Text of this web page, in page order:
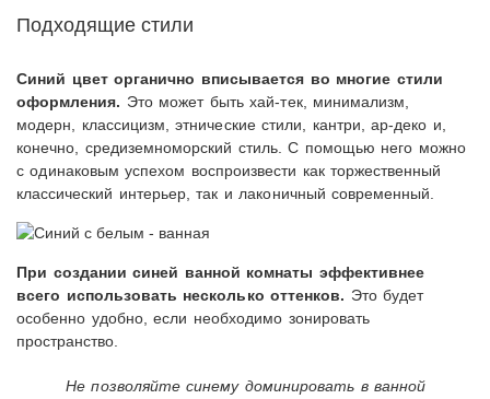
Подходящие стили
Синий цвет органично вписывается во многие стили
оформления. Это может быть хай-тек, минимализм,
модерн, классицизм, этнические стили, кантри, ар-деко и,
конечно, средиземноморский стиль. С помощью него можно
с одинаковым успехом воспроизвести как торжественный
классический интерьер, так и лаконичный современный.
При создании синей ванной комнаты эффективнее
всего использовать несколько оттенков. Это будет
особенно удобно, если необходимо зонировать
пространство.
Не позволяйте синему доминировать в ванной